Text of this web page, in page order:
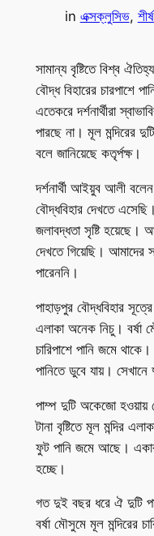
in এক্সক্লুসিভ,
সামান্য বৃষ্টিতে বিশ্ব
বৌদ্ধ বিহারের চারপাশে
এতেকরে দর্শনার্থীরা
পারছে না। মূল মন্দিরের
বলে জানিয়েছে কতৃর্পক্ষ।
দর্শনার্থী আইয়ুব আলী
বৌদ্ধবিহার দেখতে এসেছি।
জলাবদ্ধতা সৃষ্টি হয়েছে।
দেখতে গিয়েছি। আমাদের
পারেননি।
পাহাড়পুর বৌদ্ধবিহার
এলাকা অনেক নিচু। বর্ষা
চারিপাশে পানি জমে
পানিতে ডুবে যায়।
পাম্প দুটি অকেজো হওয়ায়
টানা বৃষ্টিতে মূল মন্দির
ফুট পানি জমে আছে।
হচ্ছে।
গত দুই বছর ধরে ঐ দুটি
বর্ষা মৌসুমে মূল মন্দিরের